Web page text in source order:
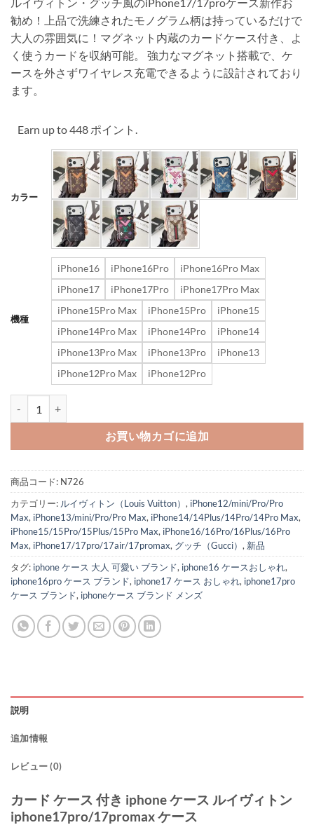
ルイヴィトン・グッチ風のiPhone17/17proケース新作お
勧め！上品で洗練されたモノグラム柄は持っているだけで
大人の雰囲気に！マグネット内蔵のカードケース付き、よ
く使うカードを収納可能。 強力なマグネット搭載で、ケ
ースを外さずワイヤレス充電できるように設計されており
ます。
Earn up to 448 ポイント.
カラー
機種
iPhone16 iPhone16Pro
iPhone16Pro Max
iPhone17
iPhone17Pro
iPhone17Pro Max
iPhone15Pro Max
iPhone15Pro
iPhone15
iPhone14Pro Max
iPhone14Pro
iPhone14
iPhone13Pro Max
iPhone13Pro
iPhone13
iPhone12Pro Max
iPhone12Pro
お買い物カゴに追加
商品コード: N726
カテゴリー: ルイヴィトン（Louis Vuitton） , iPhone12/mini/Pro/Pro
Max, iPhone13/mini/Pro/Pro Max, iPhone14/14Plus/14Pro/14Pro Max,
iPhone15/15Pro/15Plus/15Pro Max, iPhone16/16Pro/16Plus/16Pro
Max, iPhone17/17pro/17air/17promax, グッチ（Gucci） , 新品
タグ: iphone ケース 大人 可愛い ブランド, iphone16 ケースおしゃれ,
iphone16pro ケース ブランド, iphone17 ケース おしゃれ, iphone17pro
ケース ブランド, iphoneケース ブランド メンズ
説明
追加情報
レビュー (0)
カード ケース 付き iphone ケース ルイヴィトン
iphone17pro/17promax ケース